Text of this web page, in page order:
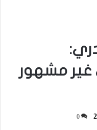
غير مشهور
0